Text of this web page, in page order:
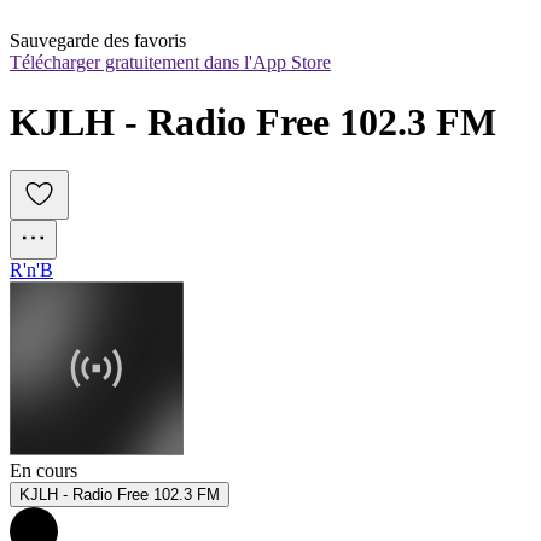
Sauvegarde des favoris
Télécharger gratuitement dans l'App Store
KJLH - Radio Free 102.3 FM
R'n'B
En cours
KJLH - Radio Free 102.3 FM